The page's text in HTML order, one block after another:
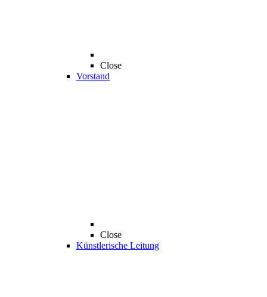
Close
Vorstand
Close
Künstlerische Leitung